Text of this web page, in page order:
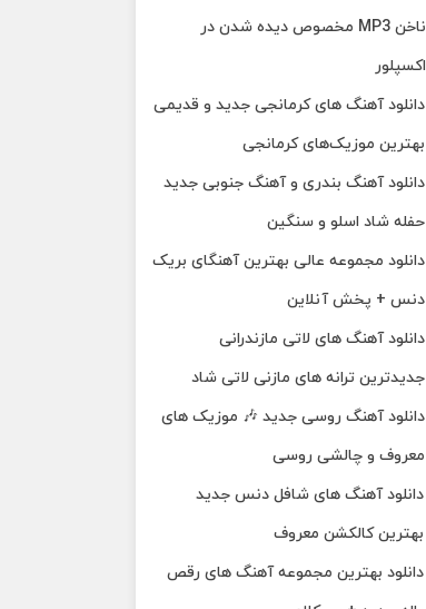
ناخن MP3 مخصوص دیده شدن در
اکسپلور
دانلود آهنگ‌ های کرمانجی جدید و قدیمی
بهترین موزیک‌های کرمانجی
دانلود آهنگ بندری و آهنگ جنوبی جدید
حفله شاد اسلو و سنگین
دانلود مجموعه عالی بهترین آهنگای بریک
دنس + پخش آنلاین
دانلود آهنگ‌ های لاتی مازندرانی
جدیدترین ترانه های مازنی لاتی شاد
دانلود آهنگ روسی جدید 🎶 موزیک‌ های
معروف و چالشی روسی
دانلود آهنگ های شافل دنس جدید
بهترین کالکشن معروف
دانلود بهترین مجموعه آهنگ های رقص